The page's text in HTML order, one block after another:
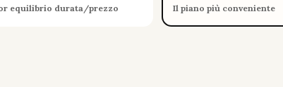
equilibrio durata/prezzo Il piano più conveniente